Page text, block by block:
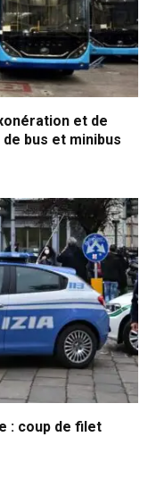
et de
bus et minibus
: coup de filet